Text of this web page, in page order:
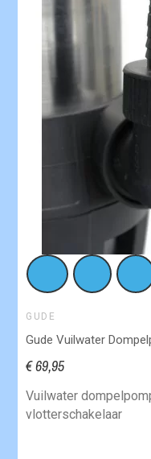
GUDE
Gude Vuilwater
€ 69,95
Vuilwater
vlotterschakelaar